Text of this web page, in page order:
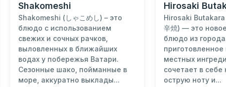
Shakomeshi
Shakomeshi (しゃこめし) – это
блюдо с использованием
свежих и сочных рачков,
выловленных в ближайших
водах у побережья Ватари.
Сезонные шако, пойманные в
море, аккуратно выклады...
Hirosaki
Hirosaki Butakara
辛焼) — это
блюдо из города
местных
сочетает в
острую ноту и...